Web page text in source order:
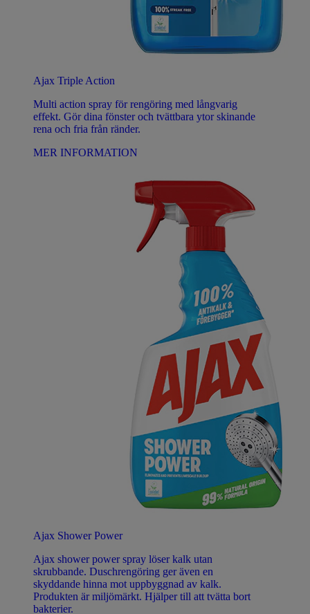
Ajax Triple Action
Multi action spray för rengöring med långvarig
effekt. Gör dina fönster och tvättbara ytor skinande
rena och fria från ränder.
MER INFORMATION
Ajax Shower Power
Ajax shower power spray löser kalk utan
skrubbande. Duschrengöring ger även en
skyddande hinna mot uppbyggnad av kalk.
Produkten är miljömärkt. Hjälper till att tvätta bort
bakterier.